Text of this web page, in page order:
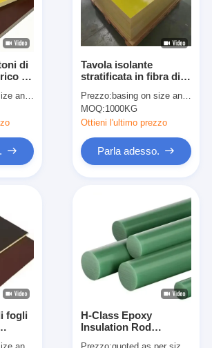
di
ad
vetro
quantity
Tavola isolante
stratificata in fibra di
fenolica di classe B
Prezzo: basing on size and quantity
MOQ:1000KG
Ottieni l'ultimo prezzo
Parla adesso.
fogli
H-Class Epoxy
Insulation Rod